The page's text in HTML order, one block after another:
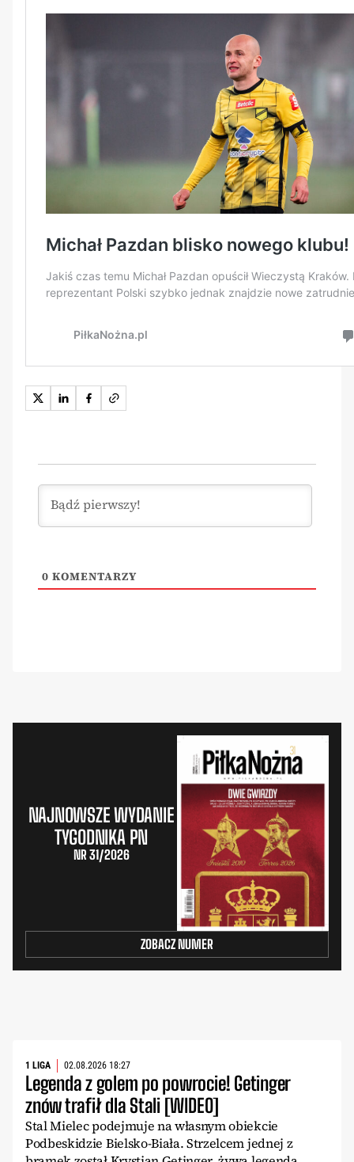
0 KOMENTARZY
NAJNOWSZE WYDANIE
TYGODNIKA PN
NR 31/2026
ZOBACZ NUMER
1 LIGA 02.08.2026 18:27
Legenda z golem po powrocie! Getinger
znów trafił dla Stali [WIDEO]
Stal Mielec podejmuje na własnym obiekcie
Podbeskidzie Bielsko-Biała. Strzelcem jednej z